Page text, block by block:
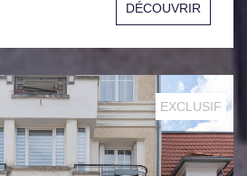
de bain indépendante, Sous-sol,
Garage 2 Véhicules côte à côte. Jardin - verger- Piscine.
DÉCOUVRIR
EXCLUSIF